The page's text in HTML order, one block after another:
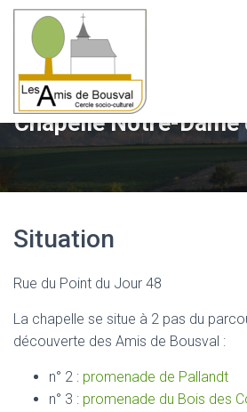
Chapelle Notre-
Situation
Rue du Point du Jour 48
La chapelle se situe à 2 pas du
découverte des Amis de Bousval :
n° 2 : promenade de Pallandt
n° 3 : promenade du Bois des